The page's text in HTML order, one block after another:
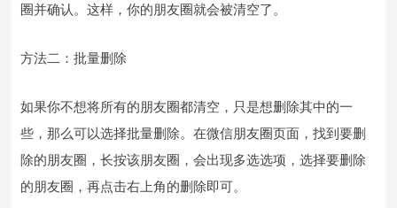
圈并确认。这样，你的朋友圈就会被清空了。
方法二：批量删除
如果你不想将所有的朋友圈都清空，只是想删除其中的一
些，那么可以选择批量删除。在微信朋友圈页面，找到要删
除的朋友圈，长按该朋友圈，会出现多选选项，选择要删除
的朋友圈，再点击右上角的删除即可。